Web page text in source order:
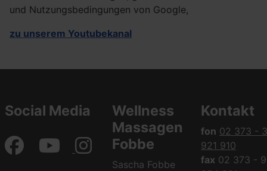
und Nutzungsbedingungen von Google,
zu unserem Youtubekanal
Social Media
Wellness
Massagen
Fobbe
Sascha Fobbe
Kontakt
fon 02 373 - 3
921 910
fax 02 373 - 9